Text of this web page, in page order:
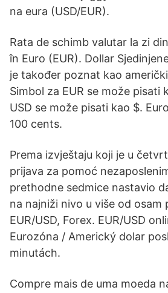
na eura (USD/EUR).
Rata de schimb valutar la zi
în Euro (EUR). Dollar
je također poznat kao
Simbol za EUR se može pisati
USD se može pisati kao $.
100 cents.
Prema izvještaju koji je u
prijava za pomoć
prethodne sedmice nastavio
na najniži nivo u više od osam
EUR/USD, Forex. EUR/USD
Eurozóna / Americký dolar
minutách.
Compre mais de uma moeda